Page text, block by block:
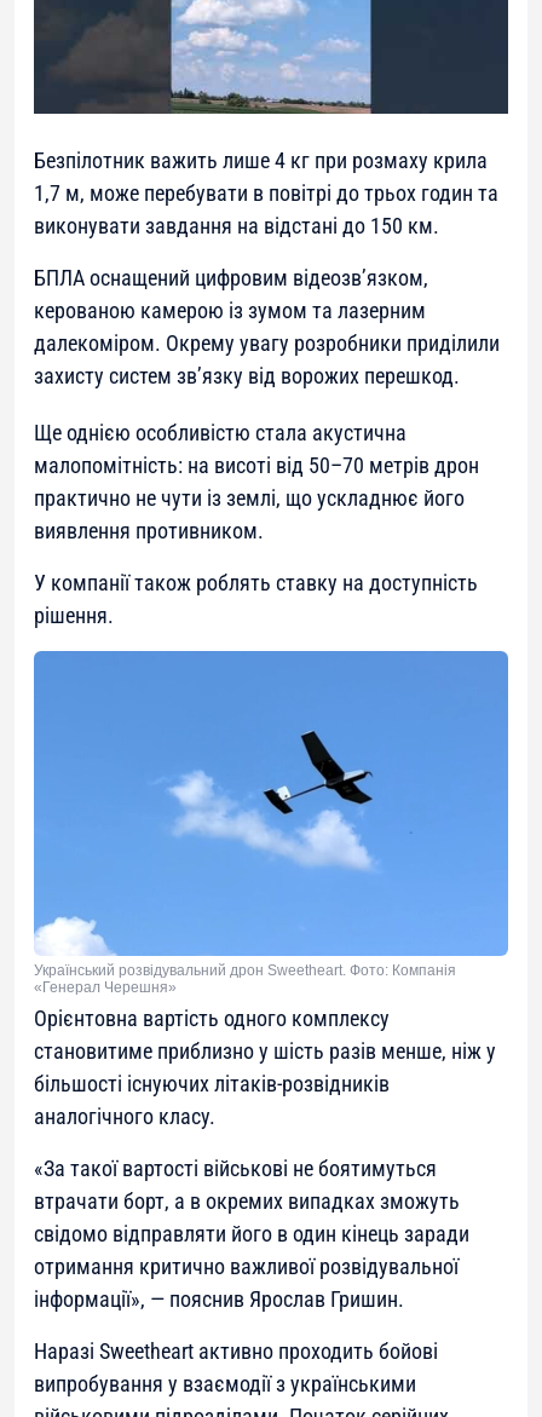
Безпілотник важить лише 4 кг при розмаху крила
1,7 м, може перебувати в повітрі до трьох годин та
виконувати завдання на відстані до 150 км.
БПЛА оснащений цифровим відеозв’язком,
керованою камерою із зумом та лазерним
далекоміром. Окрему увагу розробники приділили
захисту систем зв’язку від ворожих перешкод.
Ще однією особливістю стала акустична
малопомітність: на висоті від 50–70 метрів дрон
практично не чути із землі, що ускладнює його
виявлення противником.
У компанії також роблять ставку на доступність
рішення.
Український розвідувальний дрон Sweetheart. Фото: Компанія
«Генерал Черешня»
Орієнтовна вартість одного комплексу
становитиме приблизно у шість разів менше, ніж у
більшості існуючих літаків-розвідників
аналогічного класу.
«За такої вартості військові не боятимуться
втрачати борт, а в окремих випадках зможуть
свідомо відправляти його в один кінець заради
отримання критично важливої розвідувальної
інформації», — пояснив Ярослав Гришин.
Наразі Sweetheart активно проходить бойові
випробування у взаємодії з українськими